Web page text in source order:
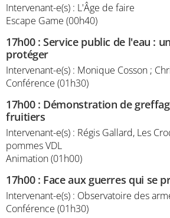
Intervenant-e(s) : L'Âge de faire
Escape Game (00h40)
17h00:Service public de l'eau :
protéger
Intervenant-e(s) : Monique Cosson ;
Conférence (01h30)
17h00: Démonstration de
fruitiers
Intervenant-e(s) : Régis Gallard, Les
pommes VDL
Animation (01h00)
17h00: Face aux guerres qui se
Intervenant-e(s) : Observatoire des
Conférence (01h30)